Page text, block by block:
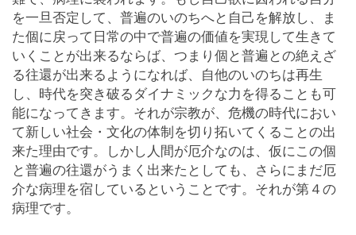
を一旦否定して、普遍のいのちへと自己を解放し、ま
た個に戻って日常の中で普遍の価値を実現して生きて
いくことが出来るならば、つまり個と普遍との絶えざ
る往還が出来るようになれば、自他のいのちは再生
し、時代を突き破るダイナミックな力を得ることも可
能になってきます。それが宗教が、危機の時代におい
て新しい社会・文化の体制を切り拓いてくることの出
来た理由です。しかし人間が厄介なのは、仮にこの個
と普遍の往還がうまく出来たとしても、さらにまだ厄
介な病理を宿しているということです。それが第４の
病理です。